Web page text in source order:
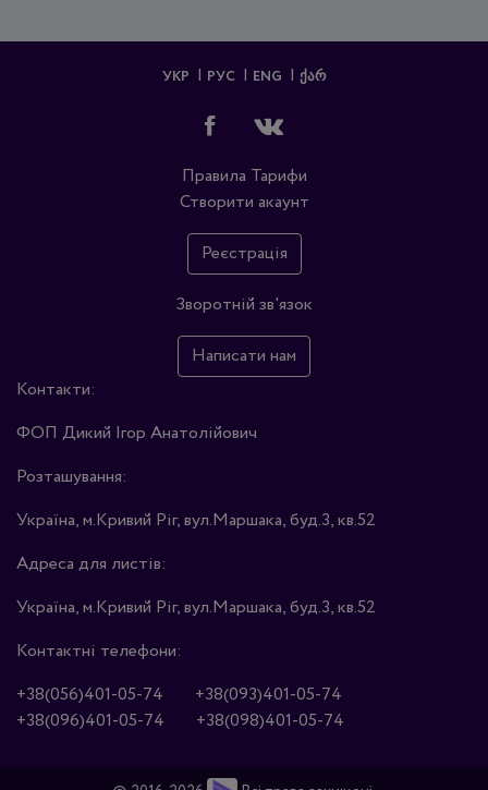
УКР РУС ENG ᲥᲐᲠ
Правила Тарифи
Створити акаунт
Реєстрація
Зворотній зв'язок
Написати нам
Контакти:
ФОП Дикий Ігор Анатолійович
Розташування:
Україна, м.Кривий Ріг, вул.Маршака, буд.3, кв.52
Адреса для листів:
Україна, м.Кривий Ріг, вул.Маршака, буд.3, кв.52
Контактні телефони:
+38(056)401-05-74
+38(093)401-05-74
+38(096)401-05-74
+38(098)401-05-74